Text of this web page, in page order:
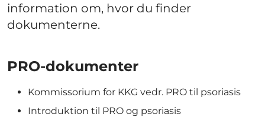
information om, hvor du finder
dokumenterne.
PRO-dokumenter
Kommissorium for KKG vedr. PRO til psoriasis
Introduktion til PRO og psoriasis